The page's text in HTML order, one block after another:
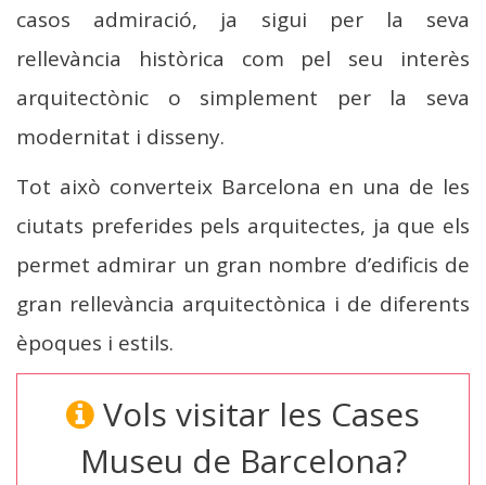
casos admiració, ja sigui per la seva
rellevància històrica com pel seu interès
arquitectònic o simplement per la seva
modernitat i disseny.
Tot això converteix Barcelona en una de les
ciutats preferides pels arquitectes, ja que els
permet admirar un gran nombre d’edificis de
gran rellevància arquitectònica i de diferents
èpoques i estils.
Vols visitar les Cases
Museu de Barcelona?